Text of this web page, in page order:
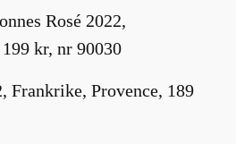
Rosé 2022,
kr, nr 90030
Frankrike, Provence, 189